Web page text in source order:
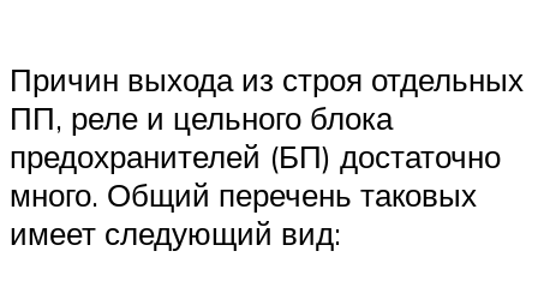
Причин выхода из строя отдельных
ПП, реле и цельного блока
предохранителей (БП) достаточно
много. Общий перечень таковых
имеет следующий вид: